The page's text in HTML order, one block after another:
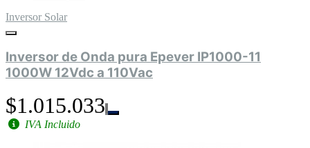
Inversor Solar
Inversor de Onda pura Epever IP1000-11
1000W 12Vdc a 110Vac
$1.015.033
IVA Incluido